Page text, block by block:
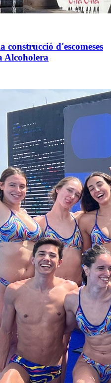
construcció d'escomeses
Alcoholera